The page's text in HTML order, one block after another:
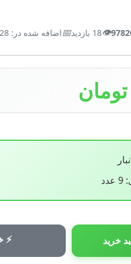
👁️18 بازدید 📅اضافه شده در: 2026/05/28
خرید ⚡